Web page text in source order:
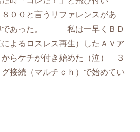
００と言うリファレンスがあ
であった。 私は一早くＢＤ
よるロスレス再生）したＡＶア
らケチが付き始めた（泣） ３
接続（マルチｃｈ）で始めてい